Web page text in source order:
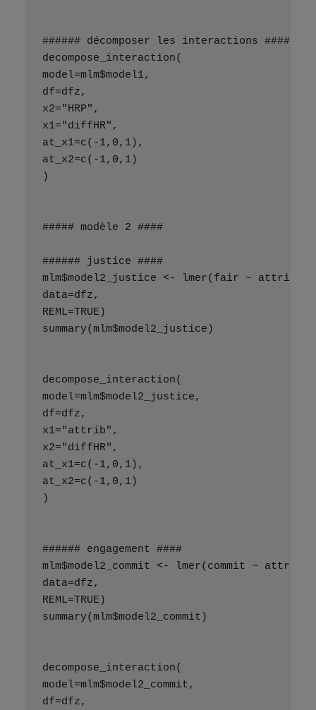
###### décomposer les interactions ####
decompose_interaction(
model=mlm$model1,
df=dfz,
x2="HRP",
x1="diffHR",
at_x1=c(-1,0,1),
at_x2=c(-1,0,1)
)
##### modèle 2 ####
###### justice ####
mlm$model2_justice <- lmer(fair ~ attrib
data=dfz,
REML=TRUE)
summary(mlm$model2_justice)
decompose_interaction(
model=mlm$model2_justice,
df=dfz,
x1="attrib",
x2="diffHR",
at_x1=c(-1,0,1),
at_x2=c(-1,0,1)
)
###### engagement ####
mlm$model2_commit <- lmer(commit ~
data=dfz,
REML=TRUE)
summary(mlm$model2_commit)
decompose_interaction(
model=mlm$model2_commit,
df=dfz,